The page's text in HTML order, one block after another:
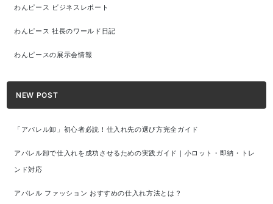
わんピース ビジネスレポート
わんピース 社長のワールド日記
わんピースの展示会情報
NEW POST
「アパレル卸」初心者必読！仕入れ先の選び方完全ガイド
アパレル卸で仕入れを成功させるための実践ガイド｜小ロット・即納・トレ
ンド対応
アパレル ファッション おすすめの仕入れ方法とは？